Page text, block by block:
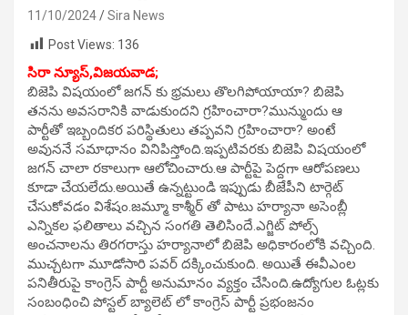
11/10/2024
Sira News
Post Views: 136
సిరా న్యూస్,విజయవాడ;
బిజెపి విషయంలో జగన్ కు భ్రమలు తొలగిపోయాయా? బిజెపి
తనను అవసరానికి వాడుకుందని గ్రహించారా?మున్ముందు ఆ
పార్టీతో ఇబ్బందికర పరిస్థితులు తప్పవని గ్రహించారా? అంటే
అవుననే సమాధానం వినిపిస్తోంది.ఇప్పటివరకు బిజెపి విషయంలో
జగన్ చాలా రకాలుగా ఆలోచించారు.ఆ పార్టీపై పెద్దగా ఆరోపణలు
కూడా చేయలేదు.అయితే ఉన్నట్టుండి ఇప్పుడు బీజేపీని టార్గెట్
చేసుకోవడం విశేషం.జమ్మూ కాశ్మీర్ తో పాటు హర్యానా అసెంబ్లీ
ఎన్నికల ఫలితాలు వచ్చిన సంగతి తెలిసిందే.ఎగ్జిట్ పోల్స్
అంచనాలను తిరగరాస్తు హర్యానాలో బిజెపి అధికారంలోకి వచ్చింది.
ముచ్చటగా మూడోసారి పవర్ దక్కించుకుంది. అయితే ఈవీఎంల
పనితీరుపై కాంగ్రెస్ పార్టీ అనుమానం వ్యక్తం చేసింది.ఉద్యోగుల ఓట్లకు
సంబంధించి పోస్టల్ బ్యాలెట్ లో కాంగ్రెస్ పార్టీ ప్రభంజనం